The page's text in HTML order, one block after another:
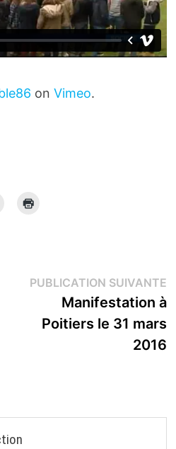
on Vimeo.
:
PUBLICATION SUIVANTE
Manifestation à
Poitiers le 31 mars
2016